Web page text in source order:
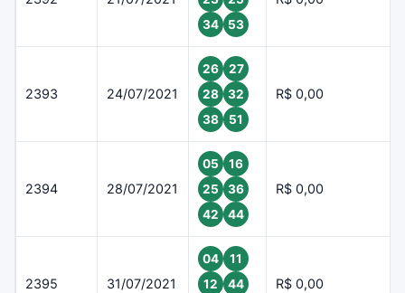
34
53
2393 24/07/2021
26
27
28
32
38
51
R$ 0,00
2394 28/07/2021
05
16
25
36
42
44
R$ 0,00
2395 31/07/2021
04
11
12
44
R$ 0,00